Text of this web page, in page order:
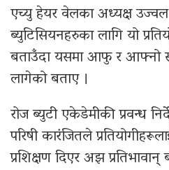
एच्यु हेयर वेलका अध्यक्ष
ब्युटिसियनहरुका लागि यो
बताउँदा यसमा आफु र आफ्नो
लागेको बताए ।
रोज ब्युटी एकेडेमीकी प्रवन्ध
परिषी कारंजितले
प्रशिक्षण दिएर अझ प्रतिभावान्